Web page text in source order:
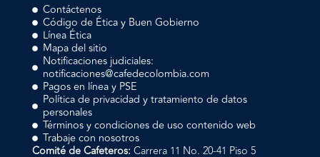
Contáctenos
Código de Ética y Buen Gobierno
Línea Ética
Mapa del sitio
Notificaciones judiciales:
notificaciones@cafedecolombia.com
Pagos en línea y PSE
Política de privacidad y tratamiento de datos
personales
Términos y condiciones de uso contenido web
Trabaje con nosotros
Comité de Cafeteros: Carrera 11 No. 20-41 Piso 5